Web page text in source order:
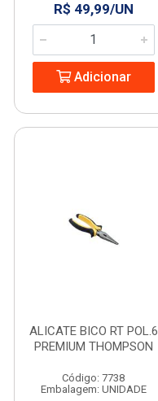
R$ 49,99/UN
Adicionar
ALICATE BICO RT POL.6
PREMIUM THOMPSON
Código: 7738
Embalagem: UNIDADE